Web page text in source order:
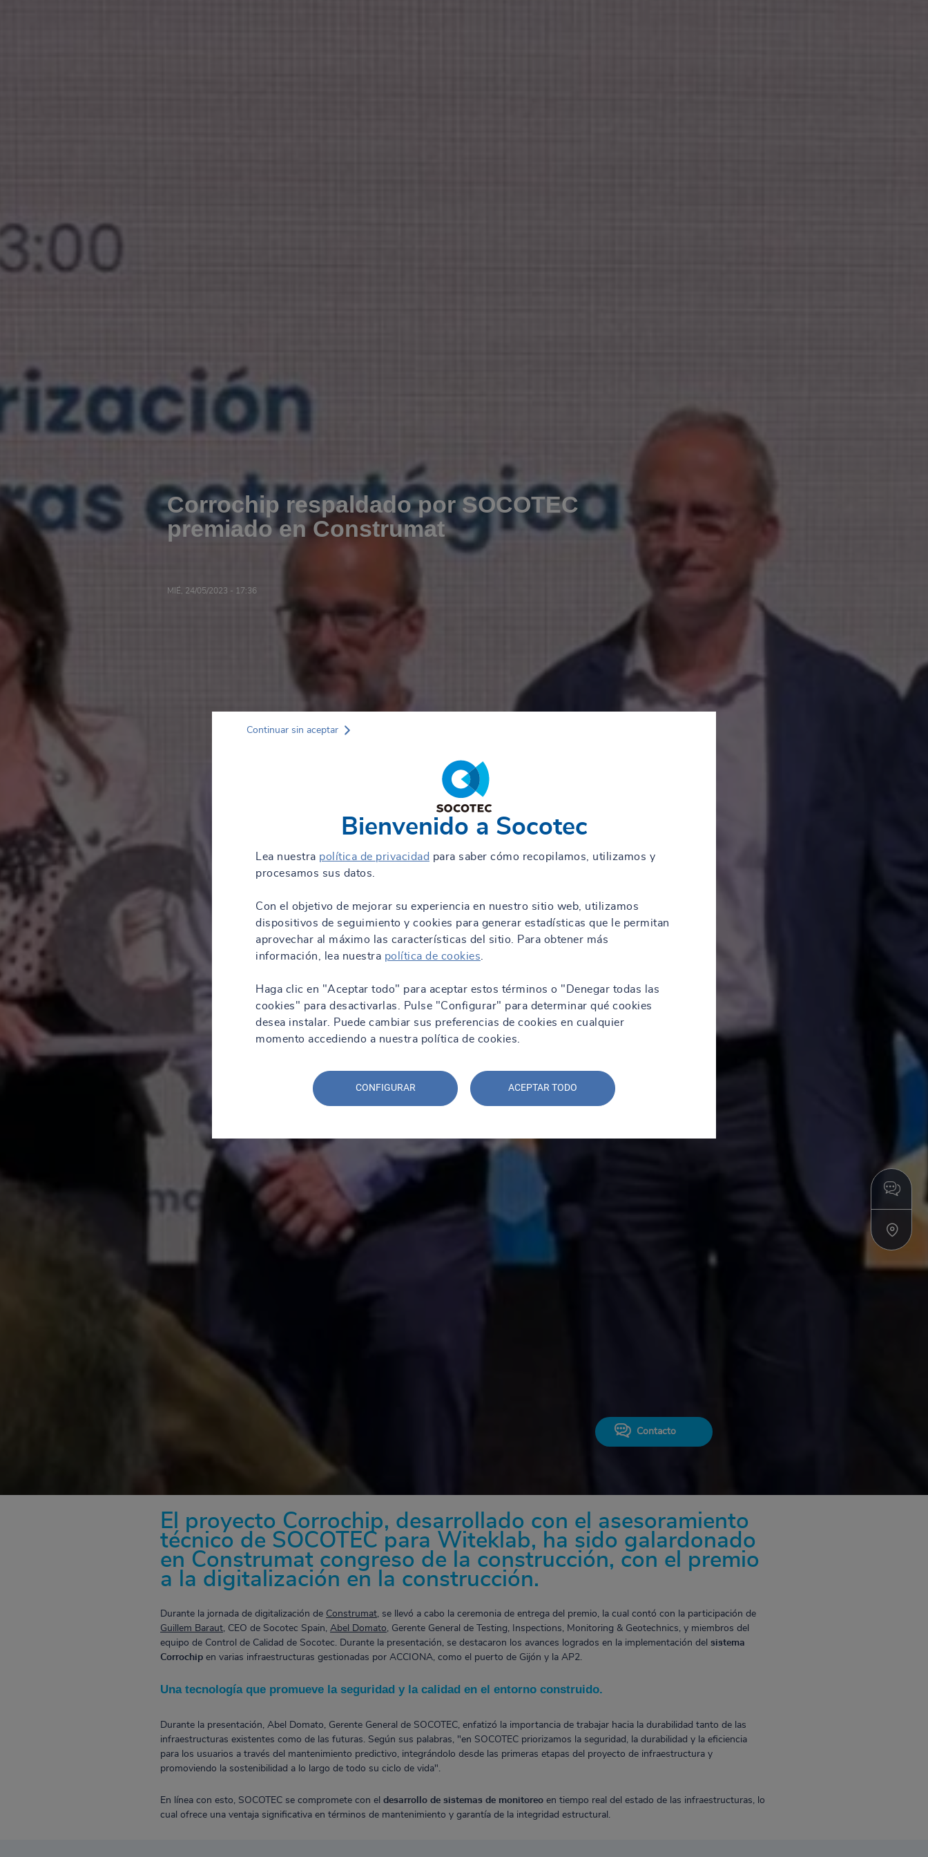
Corrochip respaldado por SOCOTEC
premiado en Construmat
MIÉ, 24/05/2023 - 17:36
Contacto
El proyecto Corrochip, desarrollado con el asesoramiento
técnico de SOCOTEC para Witeklab, ha sido galardonado
en Construmat congreso de la construcción, con el premio
a la digitalización en la construcción.
Durante la jornada de digitalización de Construmat , se llevó a cabo la ceremonia de entrega del premio, la cual contó con la participación de
Guillem Baraut , CEO de Socotec Spain, Abel Domato , Gerente General de Testing, Inspections, Monitoring & Geotechnics, y miembros del
equipo de Control de Calidad de Socotec. Durante la presentación, se destacaron los avances logrados en la implementación del sistema
Corrochip en varias infraestructuras gestionadas por ACCIONA, como el puerto de Gijón y la AP2.
Una tecnología que promueve la seguridad y la calidad en el entorno construido.
Durante la presentación, Abel Domato, Gerente General de SOCOTEC, enfatizó la importancia de trabajar hacia la durabilidad tanto de las
infraestructuras existentes como de las futuras. Según sus palabras, "en SOCOTEC priorizamos la seguridad, la durabilidad y la eficiencia
para los usuarios a través del mantenimiento predictivo, integrándolo desde las primeras etapas del proyecto de infraestructura y
promoviendo la sostenibilidad a lo largo de todo su ciclo de vida".
En línea con esto, SOCOTEC se compromete con el desarrollo de sistemas de monitoreo en tiempo real del estado de las infraestructuras, lo
cual ofrece una ventaja significativa en términos de mantenimiento y garantía de la integridad estructural.
Bienvenido a Socotec
Lea nuestra política de privacidad para saber cómo recopilamos, utilizamos y
procesamos sus datos.
Con el objetivo de mejorar su experiencia en nuestro sitio web, utilizamos
dispositivos de seguimiento y cookies para generar estadísticas que le permitan
aprovechar al máximo las características del sitio. Para obtener más
información, lea nuestra política de cookies
Haga clic en "Aceptar todo" para aceptar estos términos o "Denegar todas las
cookies" para desactivarlas. Pulse "Configurar" para determinar qué cookies
desea instalar. Puede cambiar sus preferencias de cookies en cualquier
momento accediendo a nuestra política de cookies.
CONFIGURAR ACEPTAR TODO
Continuar sin aceptar